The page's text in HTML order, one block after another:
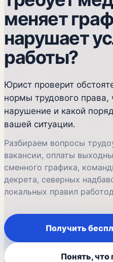
меняет
нарушает
работы?
Юрист проверит
нормы трудового права,
нарушение и какой
вашей ситуации.
Разбираем вопросы
вакансии, оплаты
сменного графика,
декрета, северных
локальных правил
Получить
Понять, что